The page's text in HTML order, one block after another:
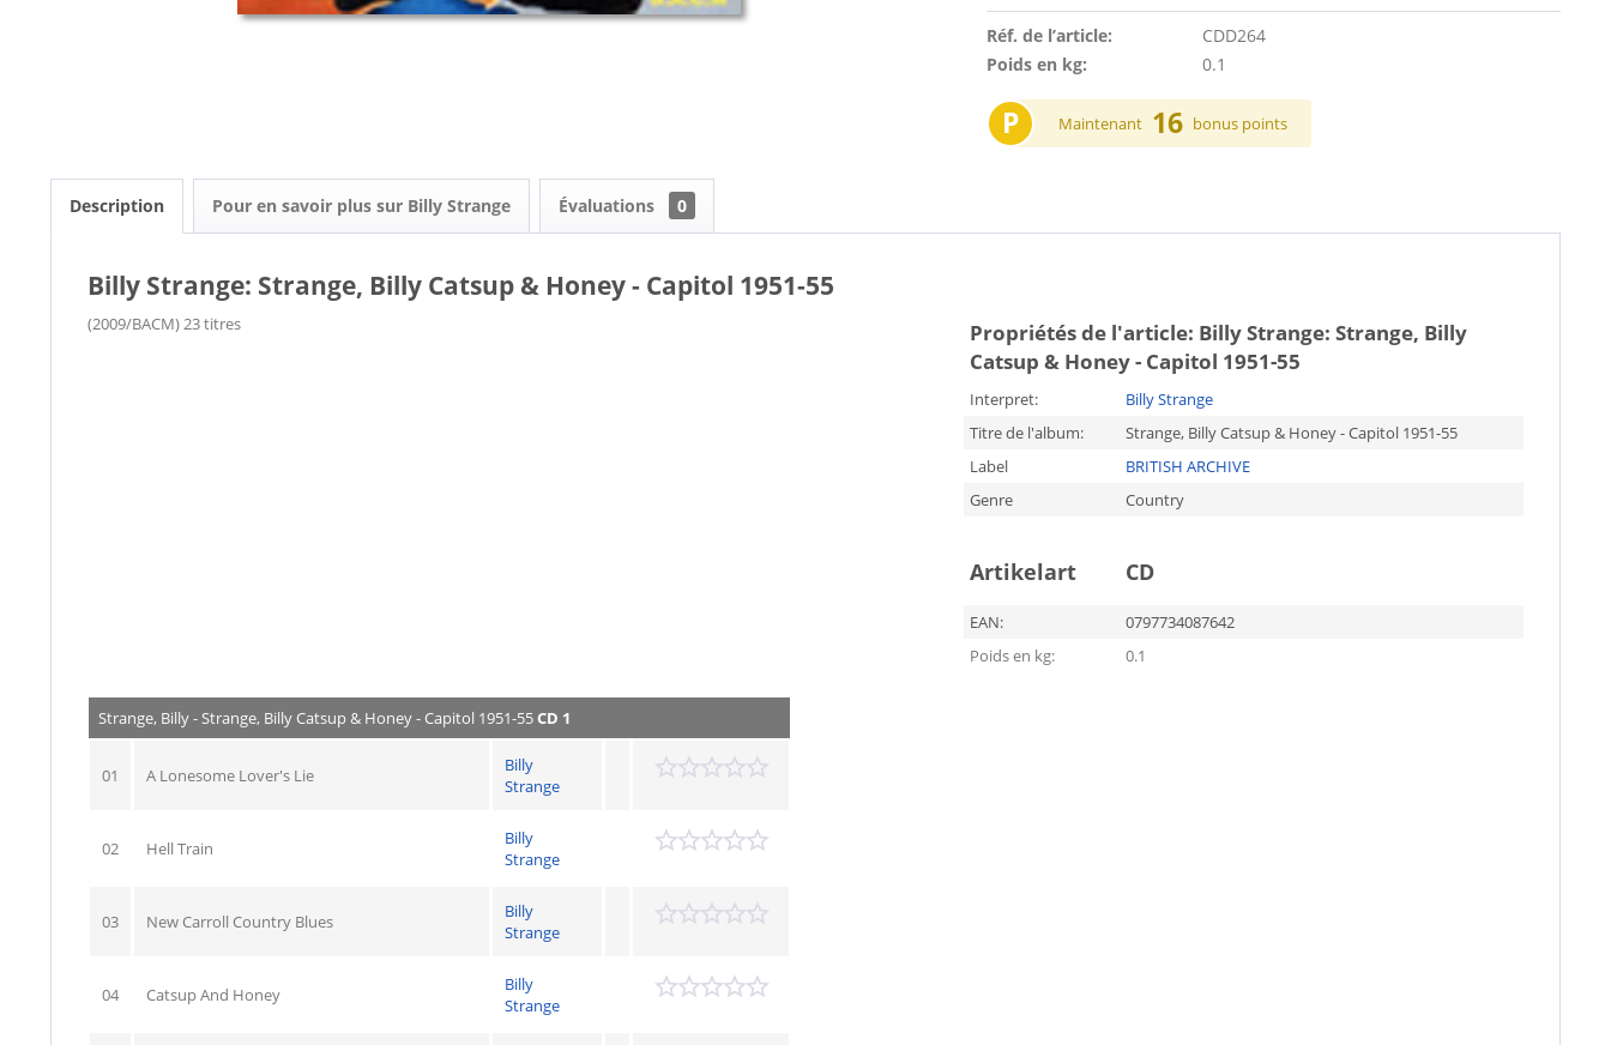
Réf. de l’article:
CDD264
Poids en kg:
0.1
P Maintenant 16 bonus points
Description Pour en savoir plus sur Billy Strange Évaluations 0
Billy Strange: Strange, Billy Catsup & Honey - Capitol 1951-55
(2009/BACM) 23 titres Propriétés de l'article: Billy Strange: Strange, Billy
Catsup & Honey - Capitol 1951-55
Interpret:
Billy Strange
Titre de l'album:
Strange, Billy Catsup & Honey - Capitol 1951-55
Label
BRITISH ARCHIVE
Genre
Country
Artikelart CD
EAN:
0797734087642
Poids en kg:
0.1
Strange, Billy - Strange, Billy Catsup & Honey - Capitol 1951-55CD 1
01 A Lonesome Lover's Lie
Billy
Strange
02 Hell Train
Billy
Strange
03 New Carroll Country Blues
Billy
Strange
04 Catsup And Honey
Billy
Strange